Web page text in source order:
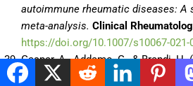
autoimmune rheumatic diseases: A
meta-analysis. Clinical
https://doi.org/10.1007/s10067-021-
Gaspar, A., Addamo, G., & Brandi,
CO2 laser: A minimally invasive